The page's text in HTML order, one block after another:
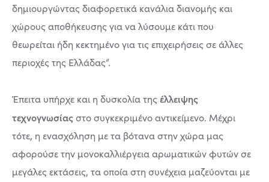
δημιουργώντας διαφορετικά κανάλια διανομής και
χώρους αποθήκευσης για να λύσουμε κάτι που
θεωρείται ήδη κεκτημένο για τις επιχειρήσεις σε άλλες
περιοχές της Ελλάδας“.
Έπειτα υπήρχε και η δυσκολία τηςέλλειψης
τεχνογνωσίαςστο συγκεκριμένο αντικείμενο. Μέχρι
τότε, η ενασχόληση με τα βότανα στην χώρα μας
αφορούσε την μονοκαλλιέργεια αρωματικών φυτών σε
μεγάλες εκτάσεις, τα οποία στη συνέχεια μαζεύονται με